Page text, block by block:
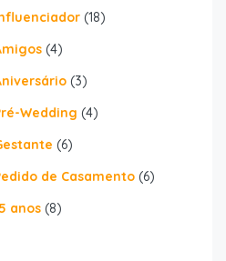
(18)
(4)
(3)
Wedding (4)
(6)
de Casamento (6)
anos (8)